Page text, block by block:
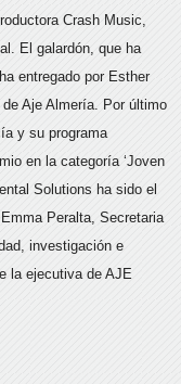
Crash Music,
El galardón, que ha
entregado por Esther
Aje Almería. Por último
y su programa
en la categoría ‘Joven
Solutions ha sido el
Peralta, Secretaria
investigación e
la ejecutiva de AJE